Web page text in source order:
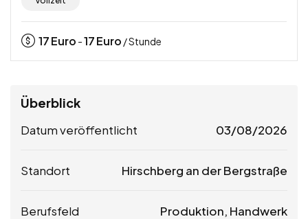
17Euro -17Euro / Stunde
Überblick
Datum veröffentlicht 03/08/2026
Standort Hirschberg an der Bergstraße
Berufsfeld Produktion, Handwerk